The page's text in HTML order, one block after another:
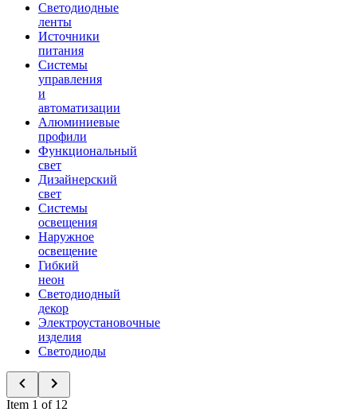
Светодиодные
ленты
Источники
питания
Системы
управления
и
автоматизации
Алюминиевые
профили
Функциональный
свет
Дизайнерский
свет
Системы
освещения
Наружное
освещение
Гибкий
неон
Светодиодный
декор
Электроустановочные
изделия
Светодиоды
Item 1 of 12